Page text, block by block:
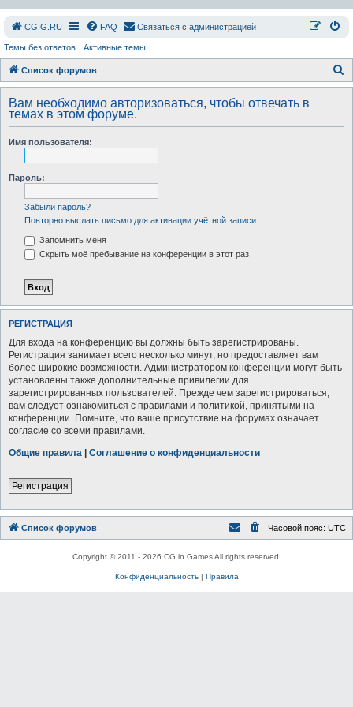
СGIG.RU FAQ Связаться с администрацией
Темы без ответов Активные темы
Список форумов
о
Вам необходимо авторизоваться, чтобы отвечать в
темах в этом форуме.
Имя пользователя:
Пароль:
Забыли пароль?
Повторно выслать письмо для активации учётной записи
Запомнить меня
Скрыть моё пребывание на конференции в этот раз
РЕГИСТРАЦИЯ
Для входа на конференцию вы должны быть зарегистрированы.
Регистрация занимает всего несколько минут, но предоставляет вам
более широкие возможности. Администратором конференции могут быть
установлены также дополнительные привилегии для
зарегистрированных пользователей. Прежде чем зарегистрироваться,
вам следует ознакомиться с правилами и политикой, принятыми на
конференции. Помните, что ваше присутствие на форумах означает
согласие со всеми правилами.
Общие правила | Соглашение о конфиденциальности
Регистрация
Список форумов Часовой пояс: UTC
Copyright © 2011 - 2026 CG in Games All rights reserved.
Конфиденциальность| Правила